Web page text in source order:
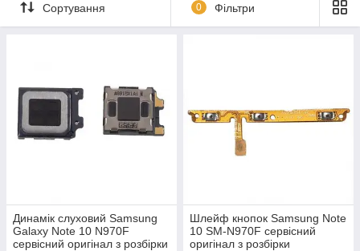
Сортування 0 Фільтри
Динамік слуховий Samsung
Galaxy Note 10 N970F
сервісний оригінал з розбірки
Шлейф кнопок Samsung Note
10 SM-N970F сервісний
оригінал з розбірки